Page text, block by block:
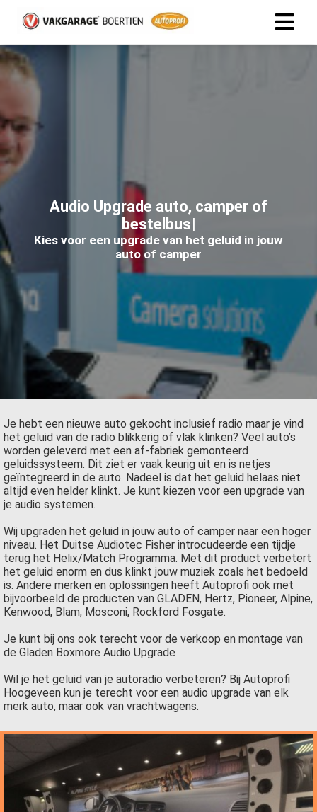
Audio Upgrade auto, camper of
beste bus
Kies voor een upgrade van het geluid in jouw
auto of camper
Je hebt een nieuwe auto gekocht inclusief radio maar je vind
het geluid van de radio blikkerig of vlak klinken? Veel auto’s
worden geleverd met een af-fabriek gemonteerd
geluidssysteem. Dit ziet er vaak keurig uit en is netjes
geïntegreerd in de auto. Nadeel is dat het geluid helaas niet
altijd even helder klinkt. Je kunt kiezen voor een upgrade van
je audio systemen.
Wij upgraden het geluid in jouw auto of camper naar een hoger
niveau. Het Duitse Audiotec Fisher introcudeerde een tijdje
terug het Helix/Match Programma. Met dit product verbetert
het geluid enorm en dus klinkt jouw muziek zoals het bedoeld
is. Andere merken en oplossingen heeft Autoprofi ook met
bijvoorbeeld de producten van GLADEN, Hertz, Pioneer, Alpine,
Kenwood, Blam, Mosconi, Rockford Fosgate.
Je kunt bij ons ook terecht voor de verkoop en montage van
de Gladen Boxmore Audio Upgrade
Wil je het geluid van je autoradio verbeteren? Bij Autoprofi
Hoogeveen kun je terecht voor een audio upgrade van elk
merk auto, maar ook van vrachtwagens.